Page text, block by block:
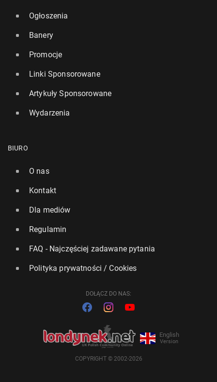
Ogłoszenia
Banery
Promocje
Linki Sponsorowane
Artykuły Sponsorowane
Wydarzenia
BIURO
O nas
Kontakt
Dla mediów
Regulamin
FAQ - Najczęściej zadawane pytania
Polityka prywatności / Cookies
DOŁĄCZ DO NAS:
English
Version
COPYRIGHT © 2002-2026